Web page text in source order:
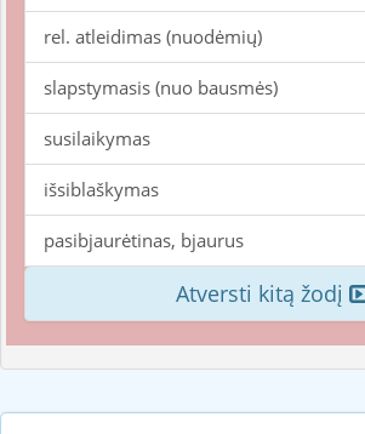
rel. atleidimas (nuodėmių)
slapstymasis (nuo bausmės)
susilaikymas
išsiblaškymas
pasibjaurėtinas, bjaurus
Atversti kitą žodį